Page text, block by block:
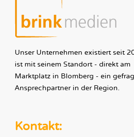
Unser Unternehmen existiert seit
ist mit seinem Standort - direkt am
Marktplatz in Blomberg - ein
Ansprechpartner in der Region.
Kontakt: